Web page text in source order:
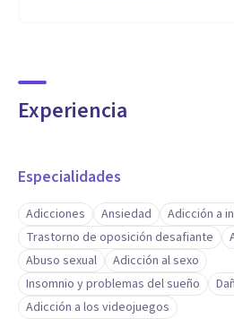
Experiencia
Especialidades
Adicciones Ansiedad
Adicción a
Trastorno de oposición desafiante
Abuso sexual
Adicción al sexo
Insomnio y problemas del sueño
Adicción a los videojuegos